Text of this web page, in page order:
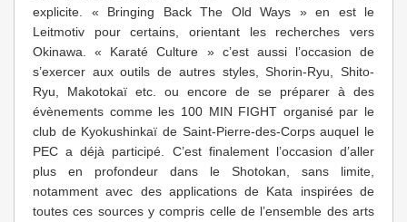
explicite. « Bringing Back The Old Ways » en est le
Leitmotiv pour certains, orientant les recherches vers
Okinawa. « Karaté Culture » c’est aussi l’occasion de
s’exercer aux outils de autres styles, Shorin-Ryu, Shito-
Ryu, Makotokaï etc. ou encore de se préparer à des
évènements comme les 100 MIN FIGHT organisé par le
club de Kyokushinkaï de Saint-Pierre-des-Corps auquel le
PEC a déjà participé. C’est finalement l’occasion d’aller
plus en profondeur dans le Shotokan, sans limite,
notamment avec des applications de Kata inspirées de
toutes ces sources y compris celle de l’ensemble des arts